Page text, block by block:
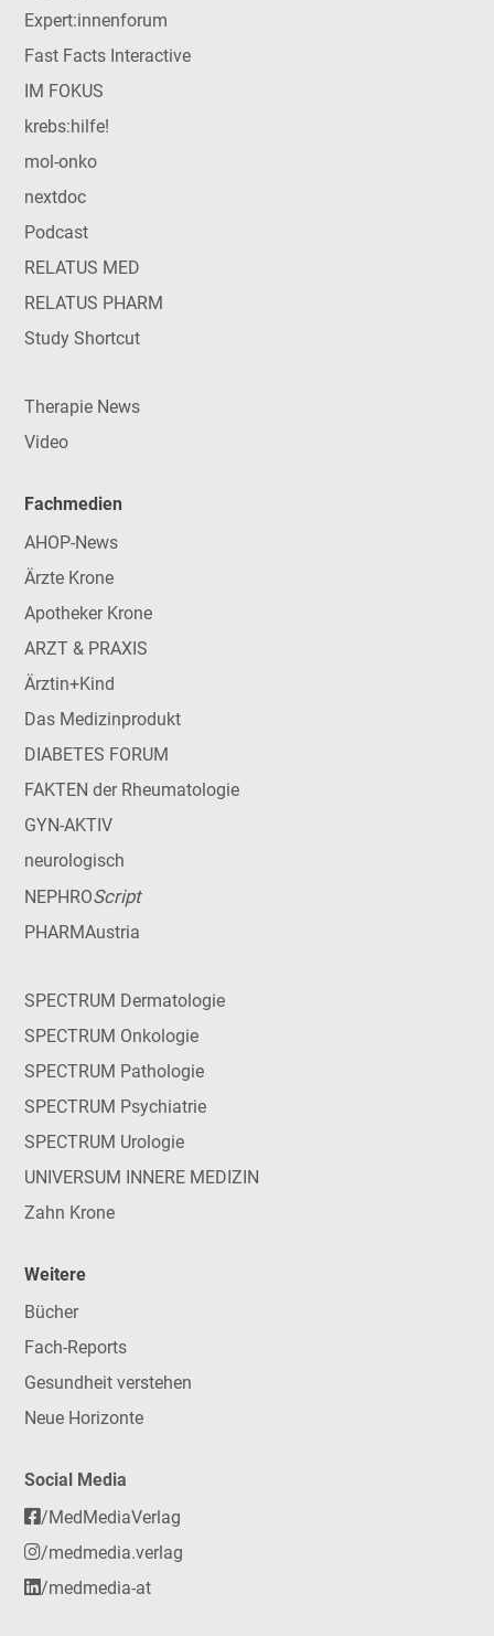
Expert:innenforum
Fast Facts Interactive
IM FOKUS
krebs:hilfe!
mol-onko
nextdoc
Podcast
RELATUS MED
RELATUS PHARM
Study Shortcut
Therapie News
Video
Fachmedien
AHOP-News
Ärzte Krone
Apotheker Krone
ARZT & PRAXIS
Ärztin+Kind
Das Medizinprodukt
DIABETES FORUM
FAKTEN der Rheumatologie
GYN-AKTIV
neurologisch
NEPHROScript
PHARMAustria
SPECTRUM Dermatologie
SPECTRUM Onkologie
SPECTRUM Pathologie
SPECTRUM Psychiatrie
SPECTRUM Urologie
UNIVERSUM INNERE MEDIZIN
Zahn Krone
Weitere
Bücher
Fach-Reports
Gesundheit verstehen
Neue Horizonte
Social Media
/MedMediaVerlag
/medmedia.verlag
/medmedia-at